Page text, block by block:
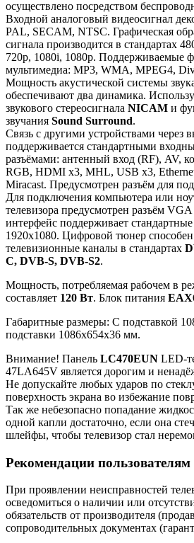
осуществлено посредством
Входной аналоговый видеосигнал
PAL, SECAM, NTSC. Графическая
сигнала производится в стандартах
720p, 1080i, 1080p. Поддерживаемые
мультимедиа: MP3, WMA, MPEG4,
Мощность акустической системы
обеспечивают два динамика.
звукового стереосигнала NICAM и
звучания Sound Surround.
Связь с другими устройствами через
поддерживается стандартными
разъёмами: антенный вход (RF), AV,
RGB, HDMI x3, MHL, USB x3,
Miracast. Предусмотрен разъём для
Для подключения компьютера или
телевизора предусмотрен разъём
интерфейс поддерживает
1920x1080. Цифровой тюнер
телевизионные каналы в стандартах
C, DVB-S, DVB-S2.
Мощность, потребляемая рабочем в
составляет 120 Вт. Блок питания
Габаритные размеры: C подставкой
подставки 1086x654x36 мм.
Внимание! Панель LC470EUN LED-
47LA645V является дорогим и
Не допускайте любых ударов по
поверхность экрана во избежание
Так же небезопасно попадание
одной капли достаточно, если она
шлейфы, чтобы телевизор стал
Рекомендации
При проявлении неисправностей
осведомиться о наличии или
обязательств от производителя
сопроводительных документах